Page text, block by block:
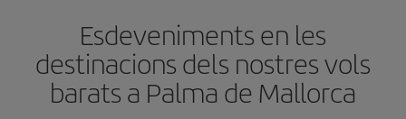
Esdeveniments en les
destinacions dels nostres vols
barats a Palma de Mallorca